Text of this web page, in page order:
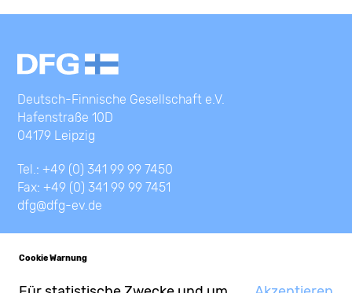
Deutsch-Finnische Gesellschaft e.V.
Hafenstraße 10D
04179 Leipzig
Tel.: +49 (0) 341 99 99 7450
Fax: +49 (0) 341 99 99 7451
dfg@dfg-ev.de
Cookie Warnung